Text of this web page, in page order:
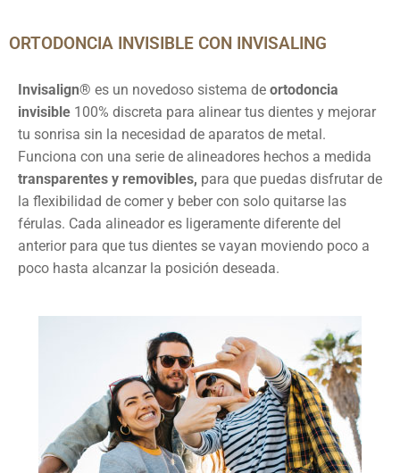
ORTODONCIA INVISIBLE CON INVISALING
Invisalign® es un novedoso sistema de ortodoncia
invisible 100% discreta para alinear tus dientes y mejorar
tu sonrisa sin la necesidad de aparatos de metal.
Funciona con una serie de alineadores hechos a medida
transparentes y removibles, para que puedas disfrutar de
la flexibilidad de comer y beber con solo quitarse las
férulas. Cada alineador es ligeramente diferente del
anterior para que tus dientes se vayan moviendo poco a
poco hasta alcanzar la posición deseada.